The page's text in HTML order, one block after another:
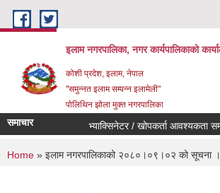
Skip to main content
इलाम नगरपालिका, नगर कार्यपालिकाको
कोशी प्रदेश, इलाम, नेपाल
"समुन्नत इलाम सम्पन्न इलामेली"
पोलिथिन झोला मुक्त नगरपालिका
समाचार भ्याक्सिनेटर / खोपकर्ता आवश्यकता सम्बन्धी
You are here
Home » इलाम नगरपालिकाको २०८०।०९।०२ को सूचना ।